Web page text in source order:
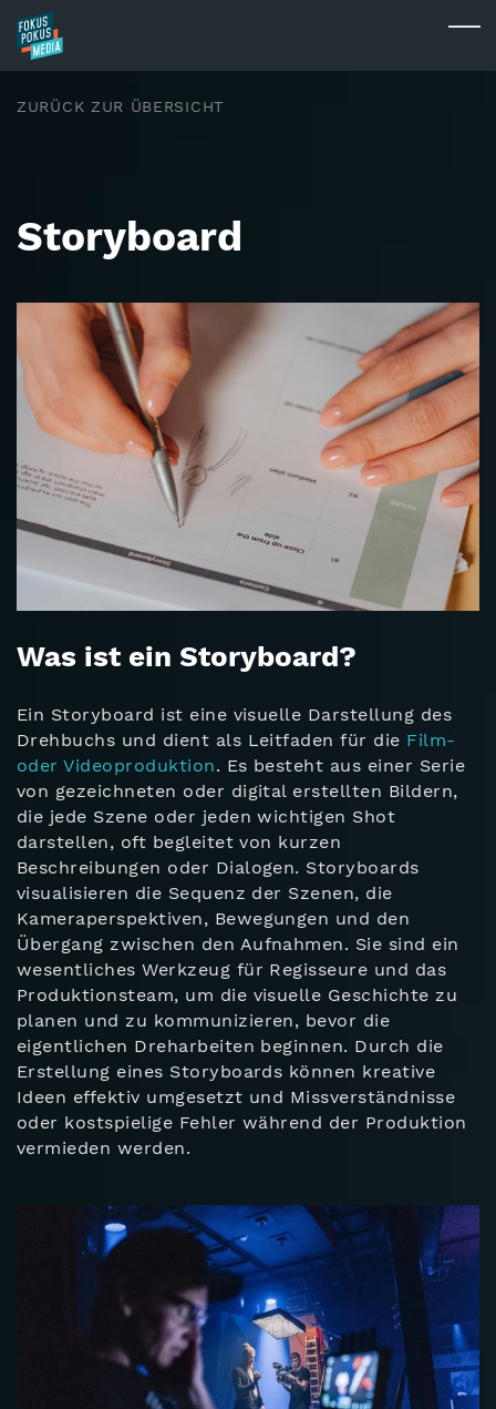
Skip to main content
ZURÜCK ZUR ÜBERSICHT
Storyboard
Was ist ein Storyboard?
Ein Storyboard ist eine visuelle Darstellung des
Drehbuchs und dient als Leitfaden für die Film-
oder Videoproduktion. Es besteht aus einer Serie
von gezeichneten oder digital erstellten Bildern,
die jede Szene oder jeden wichtigen Shot
darstellen, oft begleitet von kurzen
Beschreibungen oder Dialogen. Storyboards
visualisieren die Sequenz der Szenen, die
Kameraperspektiven, Bewegungen und den
Übergang zwischen den Aufnahmen. Sie sind ein
wesentliches Werkzeug für Regisseure und das
Produktionsteam, um die visuelle Geschichte zu
planen und zu kommunizieren, bevor die
eigentlichen Dreharbeiten beginnen. Durch die
Erstellung eines Storyboards können kreative
Ideen effektiv umgesetzt und Missverständnisse
oder kostspielige Fehler während der Produktion
vermieden werden.